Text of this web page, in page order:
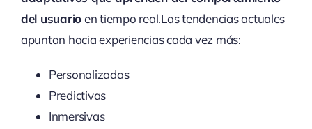
del usuarioen tiempo real.Las tendencias actuales
apuntan hacia experiencias cada vez más:
Personalizadas
Predictivas
Inmersivas